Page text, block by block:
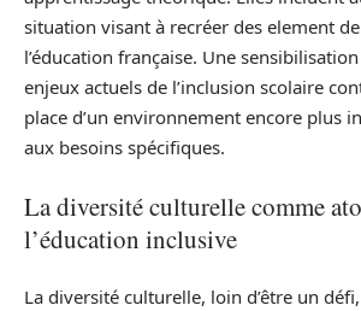
situation visant à recréer des element
l’éducation française. Une
enjeux actuels de l’inclusion scolaire
place d’un environnement encore plus
aux besoins spécifiques.
La diversité culturelle comme
l’éducation inclusive
La diversité culturelle, loin d’être un